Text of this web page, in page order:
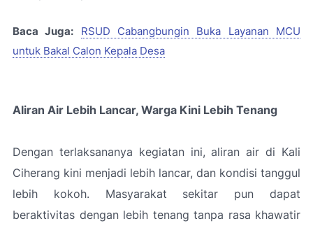
Baca Juga:
RSUD Cabangbungin Buka Layanan MCU
untuk Bakal Calon Kepala Desa
Aliran Air Lebih Lancar, Warga Kini Lebih Tenang
Dengan terlaksananya kegiatan ini, aliran air di Kali
Ciherang kini menjadi lebih lancar, dan kondisi tanggul
lebih kokoh. Masyarakat sekitar pun dapat
beraktivitas dengan lebih tenang tanpa rasa khawatir